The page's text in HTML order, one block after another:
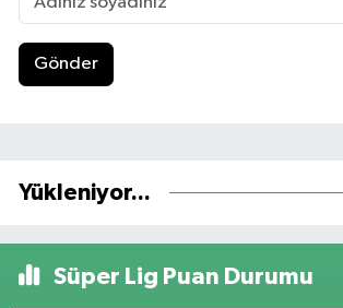
Gönder
Yükleniyor...
Süper Lig Puan Durumu